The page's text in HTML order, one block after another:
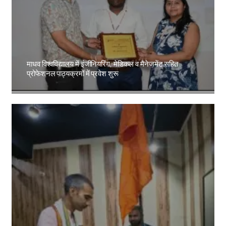
माधव विश्वविद्यालय में इंजीनियरिंग, मेडिकल व मैनेजमेंट सहित
प्रोफेशनल पाठ्यक्रमों में प्रवेश शुरू
Amit Lekh